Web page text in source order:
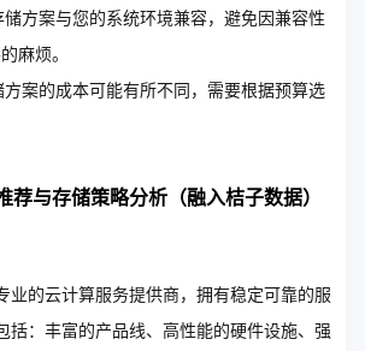
方案与您的系统环境兼容，避免因兼容性
麻烦。
案的成本可能有所不同，需要根据预算选
荐与存储策略分析（融入桔子数据）
业的云计算服务提供商，拥有稳定可靠的服
括：丰富的产品线、高性能的硬件设施、强